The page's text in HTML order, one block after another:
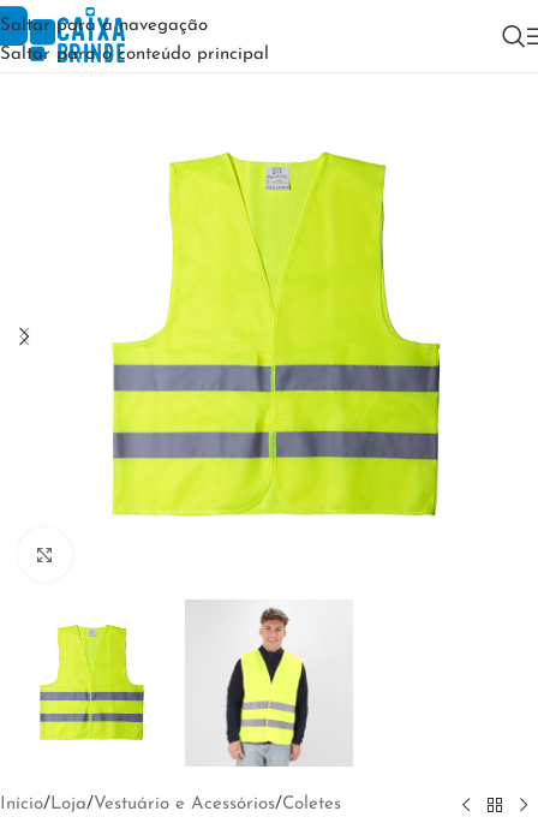
Saltar para a navegação
Saltar para o conteúdo principal
Início/Loja/Vestuário e Acessórios/Coletes